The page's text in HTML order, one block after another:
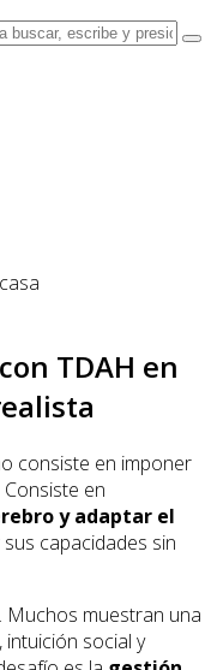
TDAH en
consiste en imponer
en
y adaptar el
capacidades sin
Muchos muestran una
social y